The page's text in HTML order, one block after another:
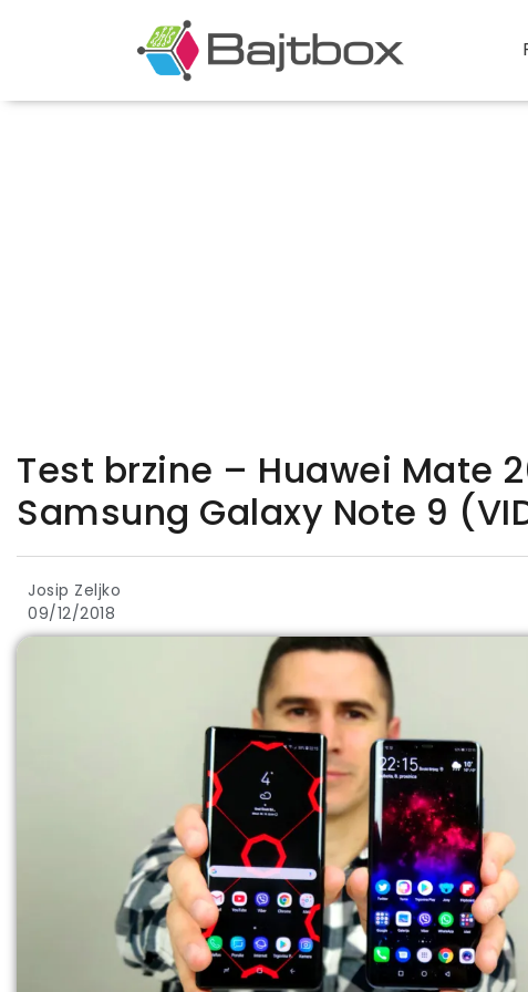
Test brzine – Huawei Mate
Samsung Galaxy Note 9
Josip Zeljko
09/12/2018